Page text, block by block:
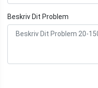
Beskriv Dit Problem